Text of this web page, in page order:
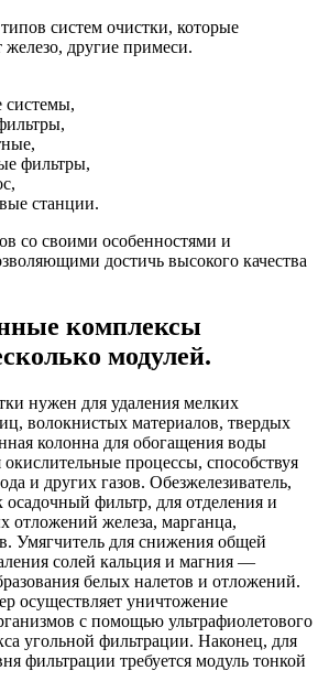
систем очистки, которые
другие примеси.
системы,
фильтры,
станции.
со своими особенностями и
достичь высокого качества
комплексы
модулей.
нужен для удаления мелких
волокнистых материалов, твердых
колонна для обогащения воды
процессы, способствуя
и других газов. Обезжелезиватель,
осадочный фильтр, для отделения и
отложений железа, марганца,
Умягчитель для снижения общей
солей кальция и магния —
белых налетов и отложений.
осуществляет уничтожение
с помощью ультрафиолетового
угольной фильтрации. Наконец, для
фильтрации требуется модуль тонкой